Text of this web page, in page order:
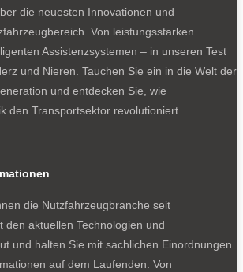
die neuesten Innovationen und
Von leistungsstarken
Assistenzsystemen – in unseren Test
und Nieren. Tauchen Sie ein in die Welt der
und entdecken Sie, wie
den Transportsektor revolutioniert.
die Nutzfahrzeugbranche seit
den aktuellen Technologien und
und halten Sie mit sachlichen Einordnungen
auf dem Laufenden. Von